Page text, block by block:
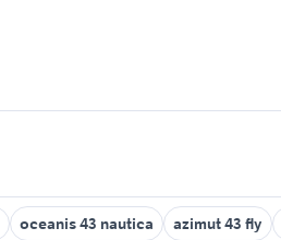
oceanis 43 nautica azimut 43 fly